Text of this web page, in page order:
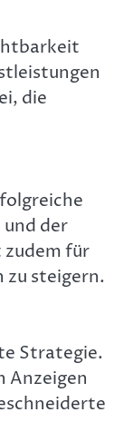
die
der
zudem für
zu steigern.
Strategie.
Anzeigen